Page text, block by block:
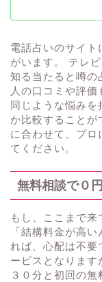
電話占いのサイト
がいます。 テレ
知る当たると噂の
人の口コミや評
同じような悩みを
か比較すること
に合わせて、プロ
てください。
無料相談で０
もし、ここまで来
「結構料金が高
れば、心配は不要
ービスとなります
３０分と初回の無